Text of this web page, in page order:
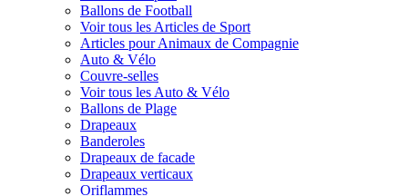
Ballons de Football
Voir tous les Articles de Sport
Articles pour Animaux de Compagnie
Auto & Vélo
Couvre-selles
Voir tous les Auto & Vélo
Ballons de Plage
Drapeaux
Banderoles
Drapeaux de facade
Drapeaux verticaux
Oriflammes